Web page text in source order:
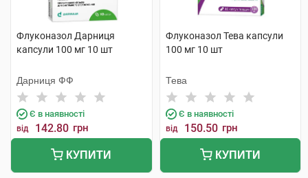
Флуконазол Дарниця
капсули 100 мг 10 шт
Дарниця ФФ
Є в наявності
від 142.80 грн
КУПИТИ
Флуконазол Тева капсули
100 мг 10 шт
Тева
Є в наявності
від 150.50 грн
КУПИТИ